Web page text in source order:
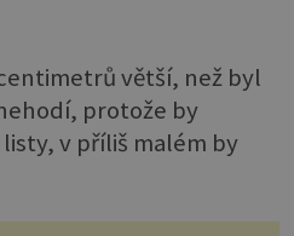
větší, než byl
protože by
v příliš malém by